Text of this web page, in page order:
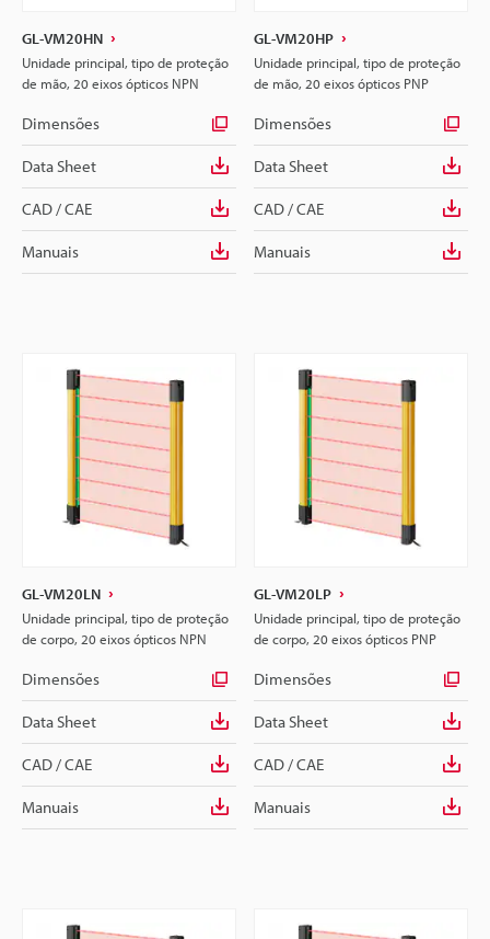
GL-VM20HN
Unidade principal, tipo de proteção
de mão, 20 eixos ópticos NPN
Dimensões
Data Sheet
CAD / CAE
Manuais
GL-VM20HP
Unidade principal, tipo de proteção
de mão, 20 eixos ópticos PNP
Dimensões
Data Sheet
CAD / CAE
Manuais
GL-VM20LN
Unidade principal, tipo de proteção
de corpo, 20 eixos ópticos NPN
Dimensões
Data Sheet
CAD / CAE
Manuais
GL-VM20LP
Unidade principal, tipo de proteção
de corpo, 20 eixos ópticos PNP
Dimensões
Data Sheet
CAD / CAE
Manuais